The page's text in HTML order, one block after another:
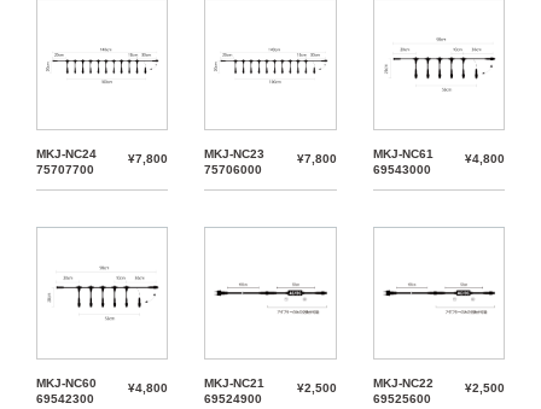
MKJ-NC24
75707700
¥7,800
MKJ-NC23
75706000
¥7,800
MKJ-NC61
69543000
¥4,800
MKJ-NC60
69542300
¥4,800
MKJ-NC21
69524900
¥2,500
MKJ-NC22
69525600
¥2,500